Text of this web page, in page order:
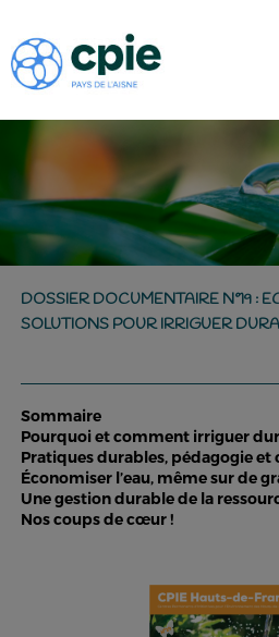
DOSSIER DOCUMENTAIRE N°19 :
SOLUTIONS POUR IRRIGUER
Sommaire
Pourquoi et comment irriguer
Pratiques durables, pédagogie et
Économiser l’eau, même sur de
Une gestion durable de la
Nos coups de cœur !